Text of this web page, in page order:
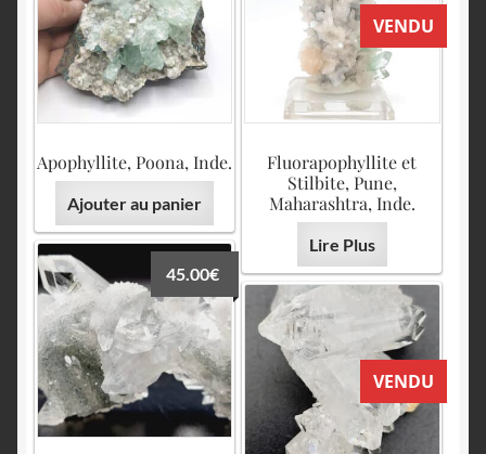
Apophyllite, Poona, Inde.
Ajouter au panier
VENDU
Fluorapophyllite et
Stilbite, Pune,
Maharashtra, Inde.
Lire Plus
45.00€
VENDU